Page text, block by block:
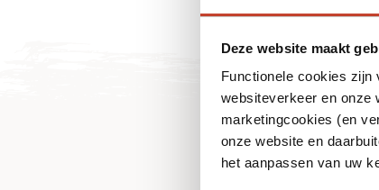
Deze website maakt
Functionele cookies zijn
websiteverkeer en onze
marketingcookies (en
onze website en
het aanpassen van uw